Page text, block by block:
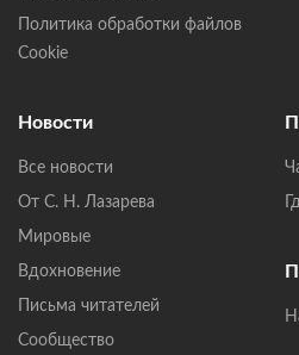
Политика обработки файлов
Cookie
Новости
Все новости
От С. Н. Лазарева
Мировые
Вдохновение
Письма читателей
Сообщество